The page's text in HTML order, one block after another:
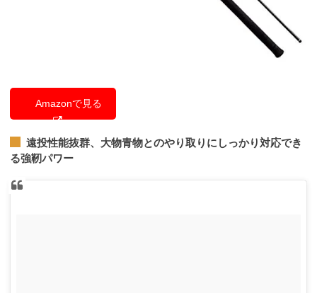
Amazonで見る
遠投性能抜群、大物青物とのやり取りにしっかり対応でき
る強靭パワー